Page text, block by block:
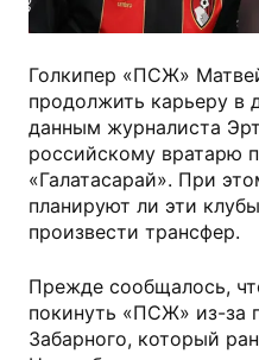
Голкипер «ПСЖ»
продолжить карьеру в
данным журналиста
российскому вратарю
«Галатасарай». При
планируют ли эти
произвести трансфер.
Прежде сообщалось,
покинуть «ПСЖ» из-за
Забарного, который